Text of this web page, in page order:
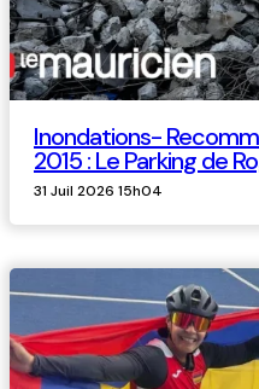
Inondations-
2015 : Le Parking de
31 Juil 2026 15h04